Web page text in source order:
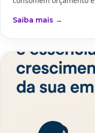
Saiba mais →